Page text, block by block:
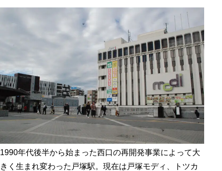
1990年代後半から始まった西口の再開発事業によって大
きく生まれ変わった戸塚駅。現在は戸塚モディ、トツカ